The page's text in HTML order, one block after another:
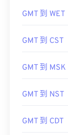
GMT 到 WET
GMT 到 CST
GMT 到 MSK
GMT 到 NST
GMT 到 CDT